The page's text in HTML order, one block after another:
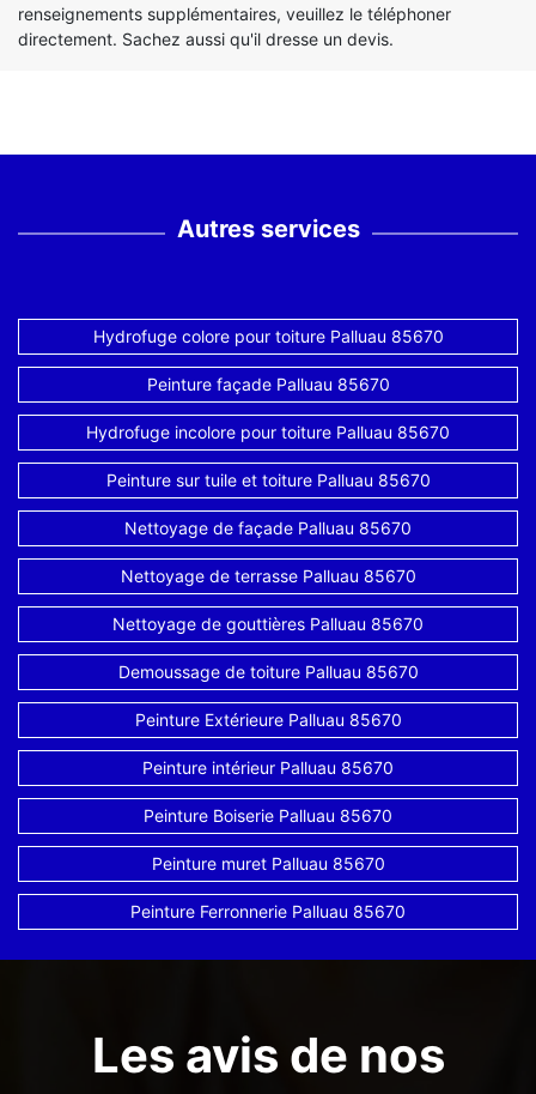
renseignements supplémentaires, veuillez le téléphoner
directement. Sachez aussi qu'il dresse un devis.
Autres services
Hydrofuge colore pour toiture Palluau 85670
Peinture façade Palluau 85670
Hydrofuge incolore pour toiture Palluau 85670
Peinture sur tuile et toiture Palluau 85670
Nettoyage de façade Palluau 85670
Nettoyage de terrasse Palluau 85670
Nettoyage de gouttières Palluau 85670
Demoussage de toiture Palluau 85670
Peinture Extérieure Palluau 85670
Peinture intérieur Palluau 85670
Peinture Boiserie Palluau 85670
Peinture muret Palluau 85670
Peinture Ferronnerie Palluau 85670
Les avis de nos